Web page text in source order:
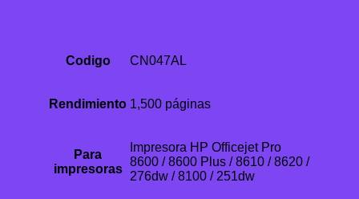
Codigo CN047AL
Rendimiento 1,500 páginas
Para
impresoras
Impresora HP Officejet Pro
8600 / 8600 Plus / 8610 / 8620 /
276dw / 8100 / 251dw